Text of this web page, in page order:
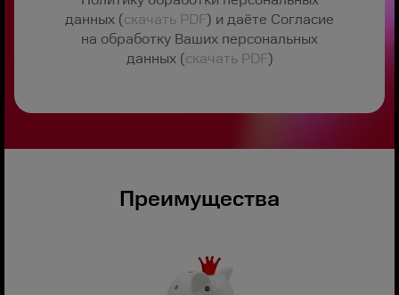
данных (скачать PDF) и даёте Согласие
на обработку Ваших персональных
данных (скачать PDF)
Преимущества